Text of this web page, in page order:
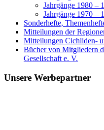
Jahrgänge 1980 –
Jahrgänge 1970 –
Sonderhefte,
Mitteilungen der
Mitteilungen Cichliden-
Bücher von Mitgliedern
Gesellschaft e. V.
Unsere Werbepartner